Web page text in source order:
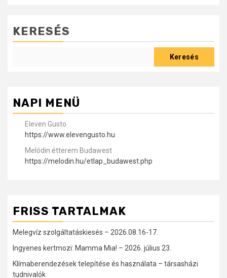
KERESÉS
Keresés
NAPI MENÜ
Eleven Gusto
https://www.elevengusto.hu
Melódin étterem Budawest
https://melodin.hu/etlap_budawest.php
FRISS TARTALMAK
Melegvíz szolgáltatáskiesés – 2026.08.16-17.
Ingyenes kertmozi: Mamma Mia! – 2026. július 23.
Klímaberendezések telepítése és használata – társasházi
tudnivalók